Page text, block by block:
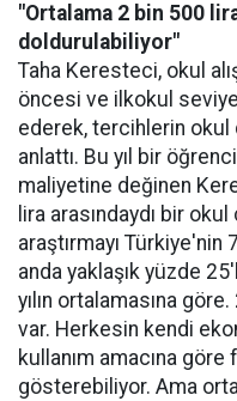
"Ortalama 2 bin 500
doldurulabiliyor"
Taha Keresteci, okul
öncesi ve ilkokul
ederek, tercihlerin
anlattı. Bu yıl bir
maliyetine değinen
lira arasındaydı bir
araştırmayı Türkiye'nin
anda yaklaşık yüzde
yılın ortalamasına
var. Herkesin kendi
kullanım amacına
gösterebiliyor. Ama